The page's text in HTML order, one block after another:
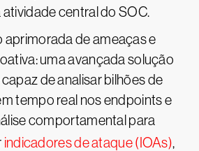
atividade central do SOC.
aprimorada de ameaças e
uma avançada solução
de analisar bilhões de
tempo real nos endpoints e
comportamental para
indicadores de ataque (IOAs),